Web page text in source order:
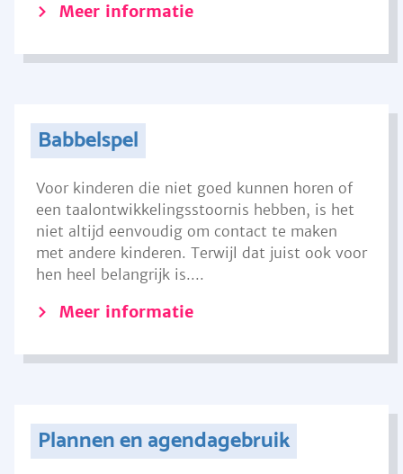
Meer informatie
Babbelspel
Voor kinderen die niet goed kunnen horen of
een taalontwikkelingsstoornis hebben, is het
niet altijd eenvoudig om contact te maken
met andere kinderen. Terwijl dat juist ook voor
hen heel belangrijk is....
Meer informatie
Plannen en agendagebruik